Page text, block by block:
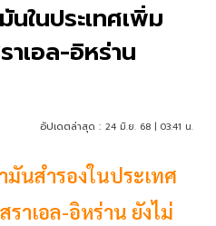
ในประเทศเพิ่ม
เอล-อิหร่าน
อัปเดตล่าสุด : 24 มิ.ย. 68 | 03:41 น.
นสำรองในประเทศ
ราเอล-อิหร่าน ยังไม่